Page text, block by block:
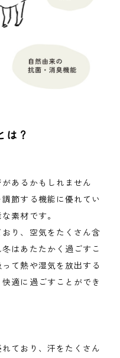
は？
あるかもしれません
節する機能に優れてい
素材です。
り、空気をたくさん含
はあたたかく過ごすこ
て熱や湿気を放出する
適に過ごすことができ
ており、汗をたくさん